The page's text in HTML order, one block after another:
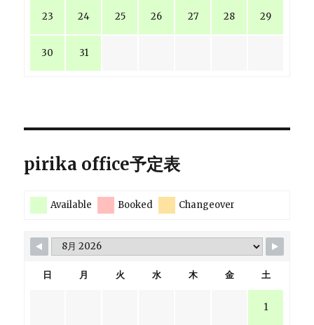
23 24 25 26 27 28 29
30 31
pirika office予定表
Available Booked Changeover
日 月 火 水 木 金 土
1